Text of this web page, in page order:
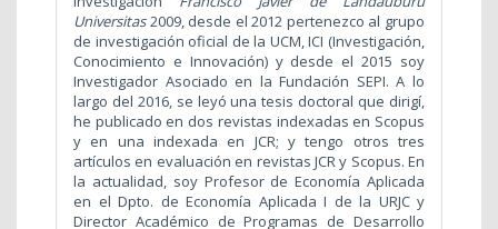
Universitas2009, desde el 2012 pertenezco al grupo
de investigación oficial de la UCM, ICI (Investigación,
Conocimiento e Innovación) y desde el 2015 soy
Investigador Asociado en la Fundación SEPI. A lo
largo del 2016, se leyó una tesis doctoral que dirigí,
he publicado en dos revistas indexadas en Scopus
y en una indexada en JCR; y tengo otros tres
artículos en evaluación en revistas JCR y Scopus. En
la actualidad, soy Profesor de Economía Aplicada
en el Dpto. de Economía Aplicada I de la URJC y
Director Académico de Programas de Desarrollo